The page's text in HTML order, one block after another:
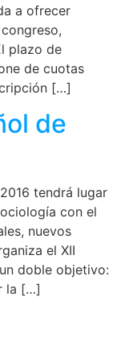
a ofrecer
plazo de
de cuotas
[…]
de
tendrá lugar
con el
nuevos
el XII
doble objetivo:
la […]